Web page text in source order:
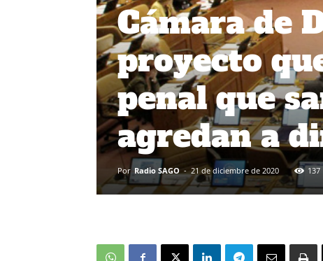
Cámara de
proyecto
penal que
agredan a
Por Radio SAGO - 21 de diciembre de 2020 137